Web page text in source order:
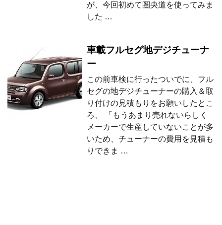
が、今回初めて圏央道を使ってみま
した …
車載フルセグ地デジチューナ
ー
この前車検に行ったついでに、フル
セグの地デジチューナーの購入＆取
り付けの見積もりをお願いしたとこ
ろ、 「もうあまり売れないらしく
メーカーで生産していないことが多
いため、チューナーの費用を見積も
りできま …